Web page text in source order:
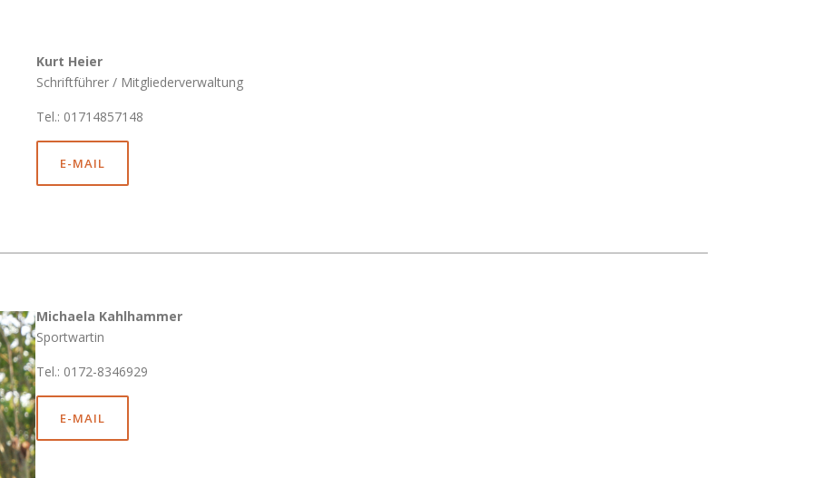
Kurt Heier
Schriftführer / Mitgliederverwaltung
Tel.: 01714857148
E-MAIL
Michaela Kahlhammer
Sportwartin
Tel.: 0172-8346929
E-MAIL